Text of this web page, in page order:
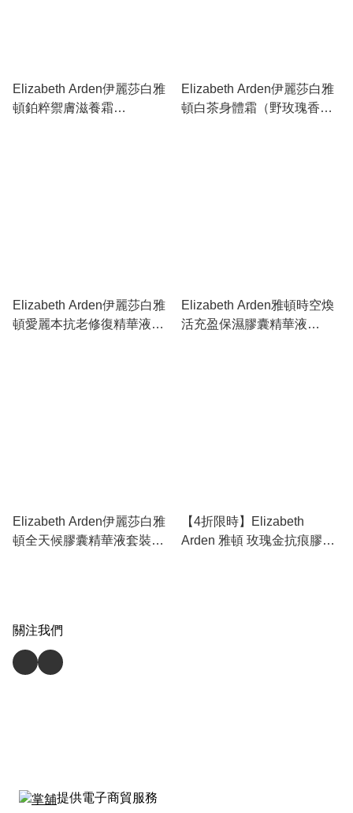
Elizabeth Arden伊麗莎白雅
頓鉑粹禦膚滋養霜
Elizabeth Arden伊麗莎白雅
頓白茶身體霜（野玫瑰香
Elizabeth Arden伊麗莎白雅
頓愛麗本抗老修復精華液
Elizabeth Arden雅頓時空煥
活充盈保濕膠囊精華液
Elizabeth Arden伊麗莎白雅
頓全天候膠囊精華液套裝
【4折限時】Elizabeth
Arden 雅頓 玫瑰金抗痕膠囊
關注我們
提供電子商貿服務